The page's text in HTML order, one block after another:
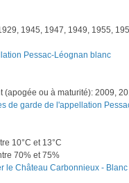
1945, 1947, 1949, 1955,
Pessac-Léognan blanc
(apogée ou à maturité): 2009,
de garde de l'appellation
10°C et 13°C
70% et 75%
le Château Carbonnieux - Blanc